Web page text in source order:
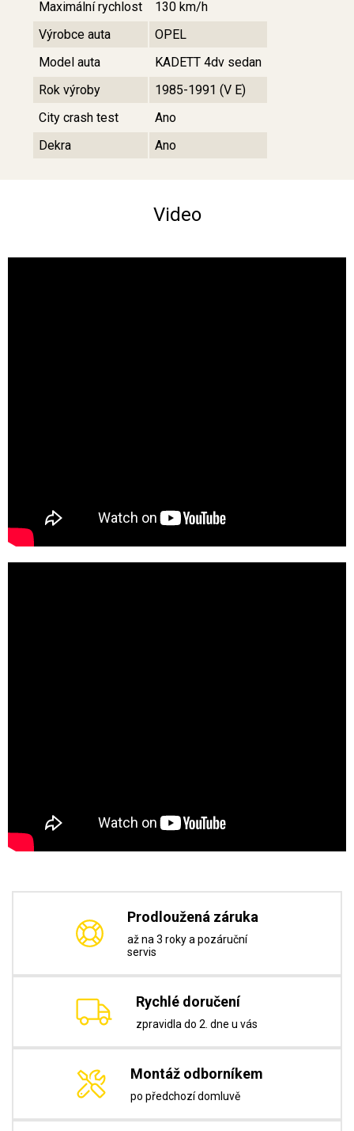
Maximální rychlost
130 km/h
Výrobce auta
OPEL
Model auta
KADETT 4dv sedan
Rok výroby
1985-1991 (V E)
City crash test
Ano
Dekra
Ano
Video
Prodloužená záruka
až na 3 roky a pozáruční
servis
Rychlé doručení
zpravidla do 2. dne u vás
Montáž odborníkem
po předchozí domluvě